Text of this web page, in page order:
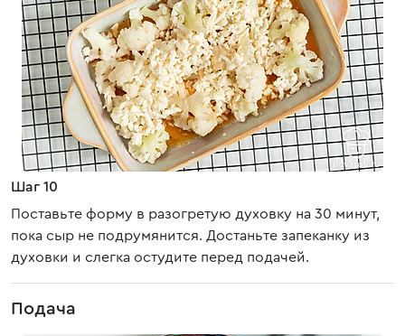
Шаг 10
Поставьте форму в разогретую духовку на 30 минут,
пока сыр не подрумянится. Достаньте запеканку из
духовки и слегка остудите перед подачей.
Подача